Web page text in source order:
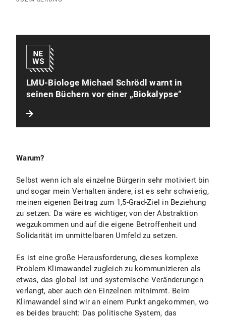
LMU-Biologe Michael Schrödl warnt in
seinen Büchern vor einer „Biokalypse“
Warum?
Selbst wenn ich als einzelne Bürgerin sehr motiviert bin
und sogar mein Verhalten ändere, ist es sehr schwierig,
meinen eigenen Beitrag zum 1,5-Grad-Ziel in Beziehung
zu setzen. Da wäre es wichtiger, von der Abstraktion
wegzukommen und auf die eigene Betroffenheit und
Solidarität im unmittelbaren Umfeld zu setzen.
Es ist eine große Herausforderung, dieses komplexe
Problem Klimawandel zugleich zu kommunizieren als
etwas, das global ist und systemische Veränderungen
verlangt, aber auch den Einzelnen mitnimmt. Beim
Klimawandel sind wir an einem Punkt angekommen, wo
es beides braucht: Das politische System, das